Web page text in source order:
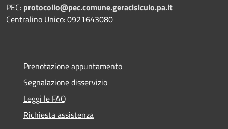
PEC: protocollo@pec.comune.geracisiculo.pa.it
Centralino Unico: 0921643080
Prenotazione appuntamento
Segnalazione disservizio
Leggi le FAQ
Richiesta assistenza